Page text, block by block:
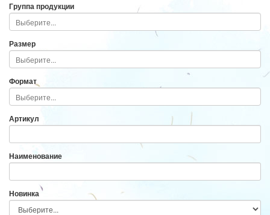
Группа продукции
Размер
Формат
Артикул
Наименование
Новинка